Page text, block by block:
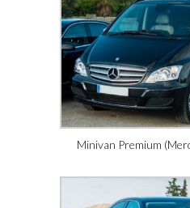
Minivan Premium